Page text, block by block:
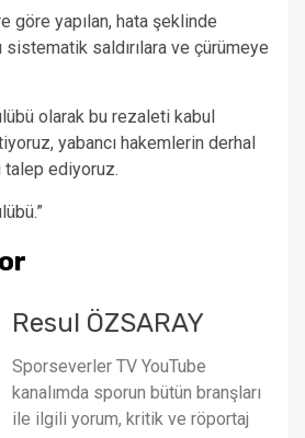
göre yapılan, hata şeklinde
saldırılara ve çürümeye
olarak bu rezaleti kabul
yabancı hakemlerin derhal
ediyoruz.
Resul ÖZSARAY
Sporseverler TV YouTube
kanalımda sporun bütün branşları
ile ilgili yorum, kritik ve röportaj